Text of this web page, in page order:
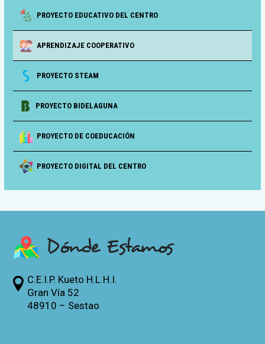
PROYECTO EDUCATIVO DEL CENTRO
APRENDIZAJE COOPERATIVO
PROYECTO STEAM
PROYECTO BIDELAGUNA
PROYECTO DE COEDUCACIÓN
PROYECTO DIGITAL DEL CENTRO
Dónde Estamos
C.E.I.P. Kueto H.L.H.I.
Gran Vía 52
48910 – Sestao